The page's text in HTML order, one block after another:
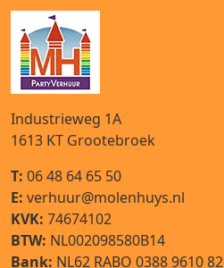
Industrieweg 1A
1613 KT Grootebroek
T: 06 48 64 65 50
E: verhuur@molenhuys.nl
KVK: 74674102
BTW: NL002098580B14
Bank: NL62 RABO 0388 9610 82